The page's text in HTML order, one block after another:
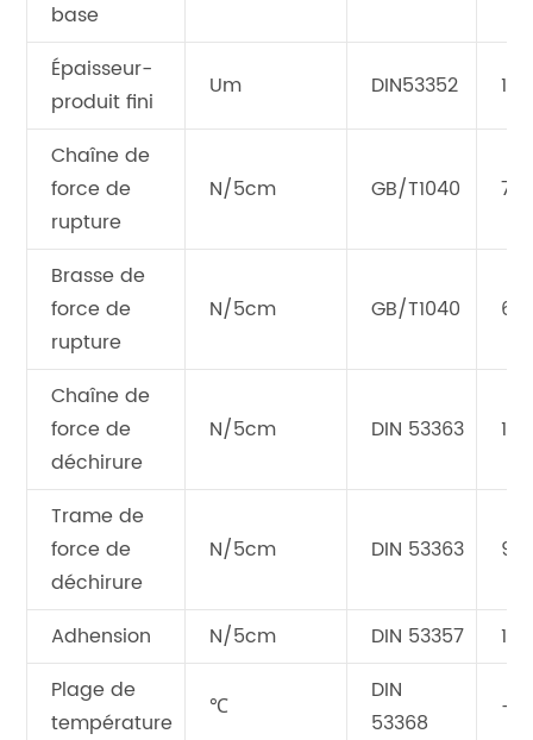
base
Épaisseur-
produit fini
Um DIN53352 100
Chaîne de
force de
rupture
N/5cm GB/T1040
Brasse de
force de
rupture
N/5cm GB/T1040
Chaîne de
force de
déchirure
N/5cm DIN 53363
Trame de
force de
déchirure
N/5cm DIN 53363
Adhension N/5cm DIN 53357
120
Plage de
température
℃
DIN
53368
-